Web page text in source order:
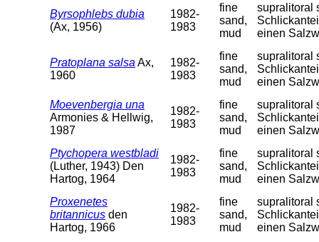
Byrsophlebs dubia
(Ax, 1956)
1982-
1983
fine
sand,
mud
supralitoral
einen
Pratoplana salsa Ax,
1960
1982-
1983
fine
sand,
mud
supralitoral
einen
Moevenbergia una
Armonies & Hellwig,
1987
1982-
1983
fine
sand,
mud
supralitoral
einen
Ptychopera westbladi
(Luther, 1943) Den
Hartog, 1964
1982-
1983
fine
sand,
mud
supralitoral
einen
Proxenetes
britannicus den
Hartog, 1966
1982-
1983
fine
sand,
mud
supralitoral
einen